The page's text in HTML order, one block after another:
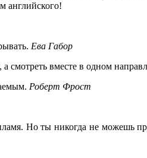
английского!
Ева Габор
смотреть вместе в одном
Роберт Фрост
Но ты никогда не можешь